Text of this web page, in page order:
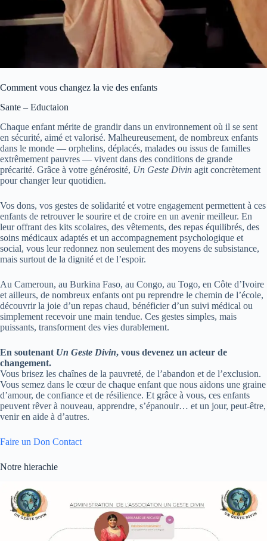
Comment vous changez la vie des enfants
Sante – Eductaion
Chaque enfant mérite de grandir dans un environnement où il se sent
en sécurité, aimé et valorisé. Malheureusement, de nombreux enfants
dans le monde — orphelins, déplacés, malades ou issus de familles
extrêmement pauvres — vivent dans des conditions de grande
précarité. Grâce à votre générosité, Un Geste Divin agit concrètement
pour changer leur quotidien.
Vos dons, vos gestes de solidarité et votre engagement permettent à ces
enfants de retrouver le sourire et de croire en un avenir meilleur. En
leur offrant des kits scolaires, des vêtements, des repas équilibrés, des
soins médicaux adaptés et un accompagnement psychologique et
social, vous leur redonnez non seulement des moyens de subsistance,
mais surtout de la dignité et de l’espoir.
Au Cameroun, au Burkina Faso, au Congo, au Togo, en Côte d’Ivoire
et ailleurs, de nombreux enfants ont pu reprendre le chemin de l’école,
découvrir la joie d’un repas chaud, bénéficier d’un suivi médical ou
simplement recevoir une main tendue. Ces gestes simples, mais
puissants, transforment des vies durablement.
En soutenant Un Geste Divin, vous devenez un acteur de
changement.
Vous brisez les chaînes de la pauvreté, de l’abandon et de l’exclusion.
Vous semez dans le cœur de chaque enfant que nous aidons une graine
d’amour, de confiance et de résilience. Et grâce à vous, ces enfants
peuvent rêver à nouveau, apprendre, s’épanouir… et un jour, peut-être,
venir en aide à d’autres.
Faire un Don Contact
Notre hierachie